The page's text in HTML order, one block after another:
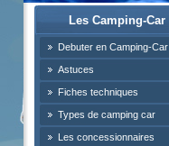
Les Camping-Car
Debuter en Camping-Car
Astuces
Fiches techniques
Types de camping car
Les concessionnaires